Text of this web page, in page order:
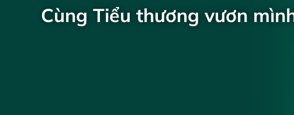
Cùng Tiểu thương vươn